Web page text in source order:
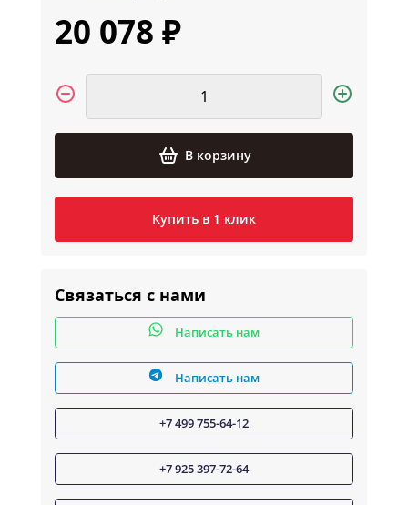
20 078 ₽
В корзину
Купить в 1 клик
Связаться с нами
Написать нам
Написать нам
+7 499 755-64-12
+7 925 397-72-64